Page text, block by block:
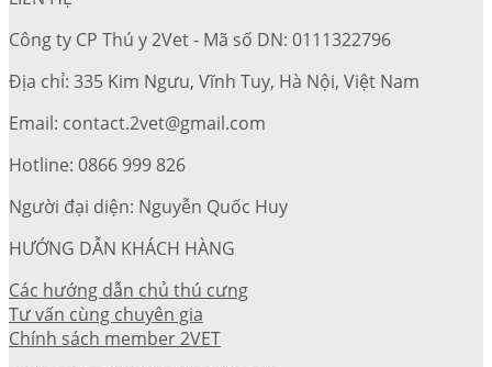
Công ty CP Thú y 2Vet - Mã số DN: 0111322796
Địa chỉ: 335 Kim Ngưu, Vĩnh Tuy, Hà Nội, Việt Nam
Email: contact.2vet@gmail.com
Hotline: 0866 999 826
Người đại diện: Nguyễn Quốc Huy
HƯỚNG DẪN KHÁCH HÀNG
Các hướng dẫn chủ thú cưng
Tư vấn cùng chuyên gia
Chính sách member 2VET